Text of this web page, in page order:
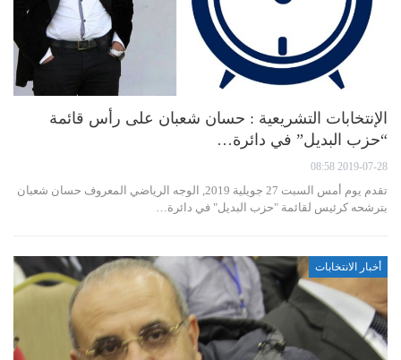
الإنتخابات التشريعية : حسان شعبان على رأس قائمة
“حزب البديل” في دائرة…
2019-07-28 08:58
تقدم يوم أمس السبت 27 جويلية 2019, الوجه الرياضي المعروف حسان شعبان
بترشحه كرئيس لقائمة "حزب البديل" في دائرة…
أخبار الانتخابات